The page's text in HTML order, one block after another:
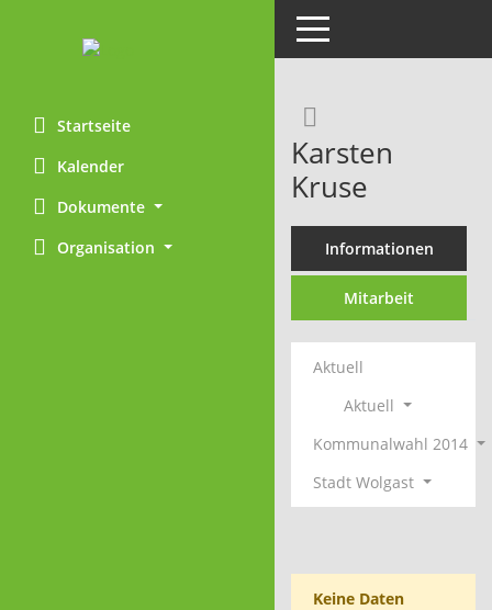
Startseite
Kalender
Dokumente
Organisation
Toggle navigation
Karsten
Kruse
Informationen
Mitarbeit
Aktuell
Aktuell
Kommunalwahl 2014
Stadt Wolgast
Keine Daten